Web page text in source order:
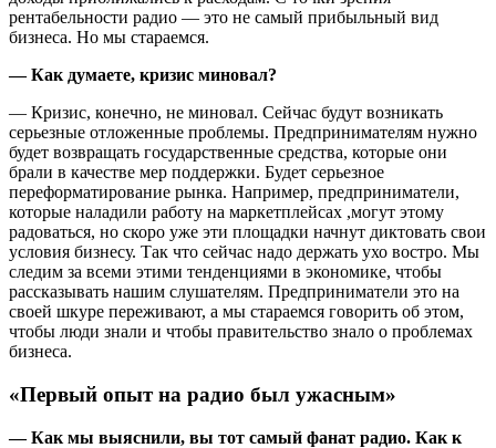
рентабельности радио — это не самый прибыльный вид
бизнеса. Но мы стараемся.
— Как думаете, кризис миновал?
— Кризис, конечно, не миновал. Сейчас будут возникать
серьезные отложенные проблемы. Предпринимателям нужно
будет возвращать государственные средства, которые они
брали в качестве мер поддержки. Будет серьезное
переформатирование рынка. Например, предприниматели,
которые наладили работу на маркетплейсах ,могут этому
радоваться, но скоро уже эти площадки начнут диктовать свои
условия бизнесу. Так что сейчас надо держать ухо востро. Мы
следим за всеми этими тенденциями в экономике, чтобы
рассказывать нашим слушателям. Предприниматели это на
своей шкуре переживают, а мы стараемся говорить об этом,
чтобы люди знали и чтобы правительство знало о проблемах
бизнеса.
«Первый опыт на радио был ужасным»
— Как мы выяснили, вы тот самый фанат радио. Как к